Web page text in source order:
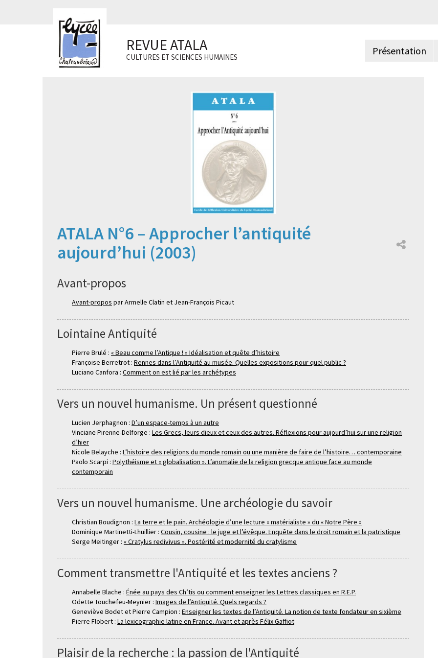
REVUE ATALA
CULTURES ET SCIENCES HUMAINES
Présentation
ATALA N°6 – Approcher l’antiquité
aujourd’hui (2003)
Avant-propos
Avant-propos par Armelle Clatin et Jean-François Picaut
Lointaine Antiquité
Pierre Brulé : « Beau comme l’Antique ! » Idéalisation et quête d’histoire
Françoise Berretrot : Rennes dans l’Antiquité au musée. Quelles expositions pour quel public ?
Luciano Canfora : Comment on est lié par les archétypes
Vers un nouvel humanisme. Un présent questionné
Lucien Jerphagnon : D’un espace-temps à un autre
Vinciane Pirenne-Delforge : Les Grecs, leurs dieux et ceux des autres. Réflexions pour aujourd’hui sur une religion
d’hier
Nicole Belayche : L’histoire des religions du monde romain ou une manière de faire de l’histoire… contemporaine
Paolo Scarpi : Polythéisme et « globalisation ». L’anomalie de la religion grecque antique face au monde
contemporain
Vers un nouvel humanisme. Une archéologie du savoir
Christian Boudignon : La terre et le pain. Archéologie d’une lecture « matérialiste » du « Notre Père »
Dominique Martinetti-Lhuillier : Cousin, cousine : le juge et l’évêque. Enquête dans le droit romain et la patristique
Serge Meitinger : « Cratylus redivivus ». Postérité et modernité du cratylisme
Comment transmettre l'Antiquité et les textes anciens ?
Annabelle Blache : Énée au pays des Ch’tis ou comment enseigner les Lettres classiques en R.E.P.
Odette Touchefeu-Meynier : Images de l’Antiquité. Quels regards ?
Geneviève Bodet et Pierre Campion : Enseigner les textes de l’Antiquité. La notion de texte fondateur en sixième
Pierre Flobert : La lexicographie latine en France. Avant et après Félix Gaffiot
Plaisir de la recherche : la passion de l'Antiquité